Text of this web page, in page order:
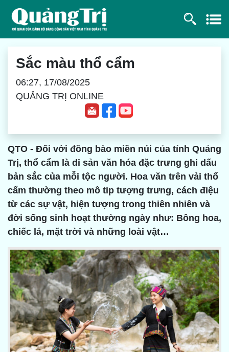
Sắc màu thổ cẩm
06:27, 17/08/2025
QUẢNG TRỊ ONLINE
QTO - Đối với đồng bào miền núi của tỉnh Quảng
Trị, thổ cẩm là di sản văn hóa đặc trưng ghi dấu
bản sắc của mỗi tộc người. Hoa văn trên vải thổ
cẩm thường theo mô tip tượng trưng, cách điệu
từ các sự vật, hiện tượng trong thiên nhiên và
đời sống sinh hoạt thường ngày như: Bông hoa,
chiếc lá, mặt trời và những loài vật…